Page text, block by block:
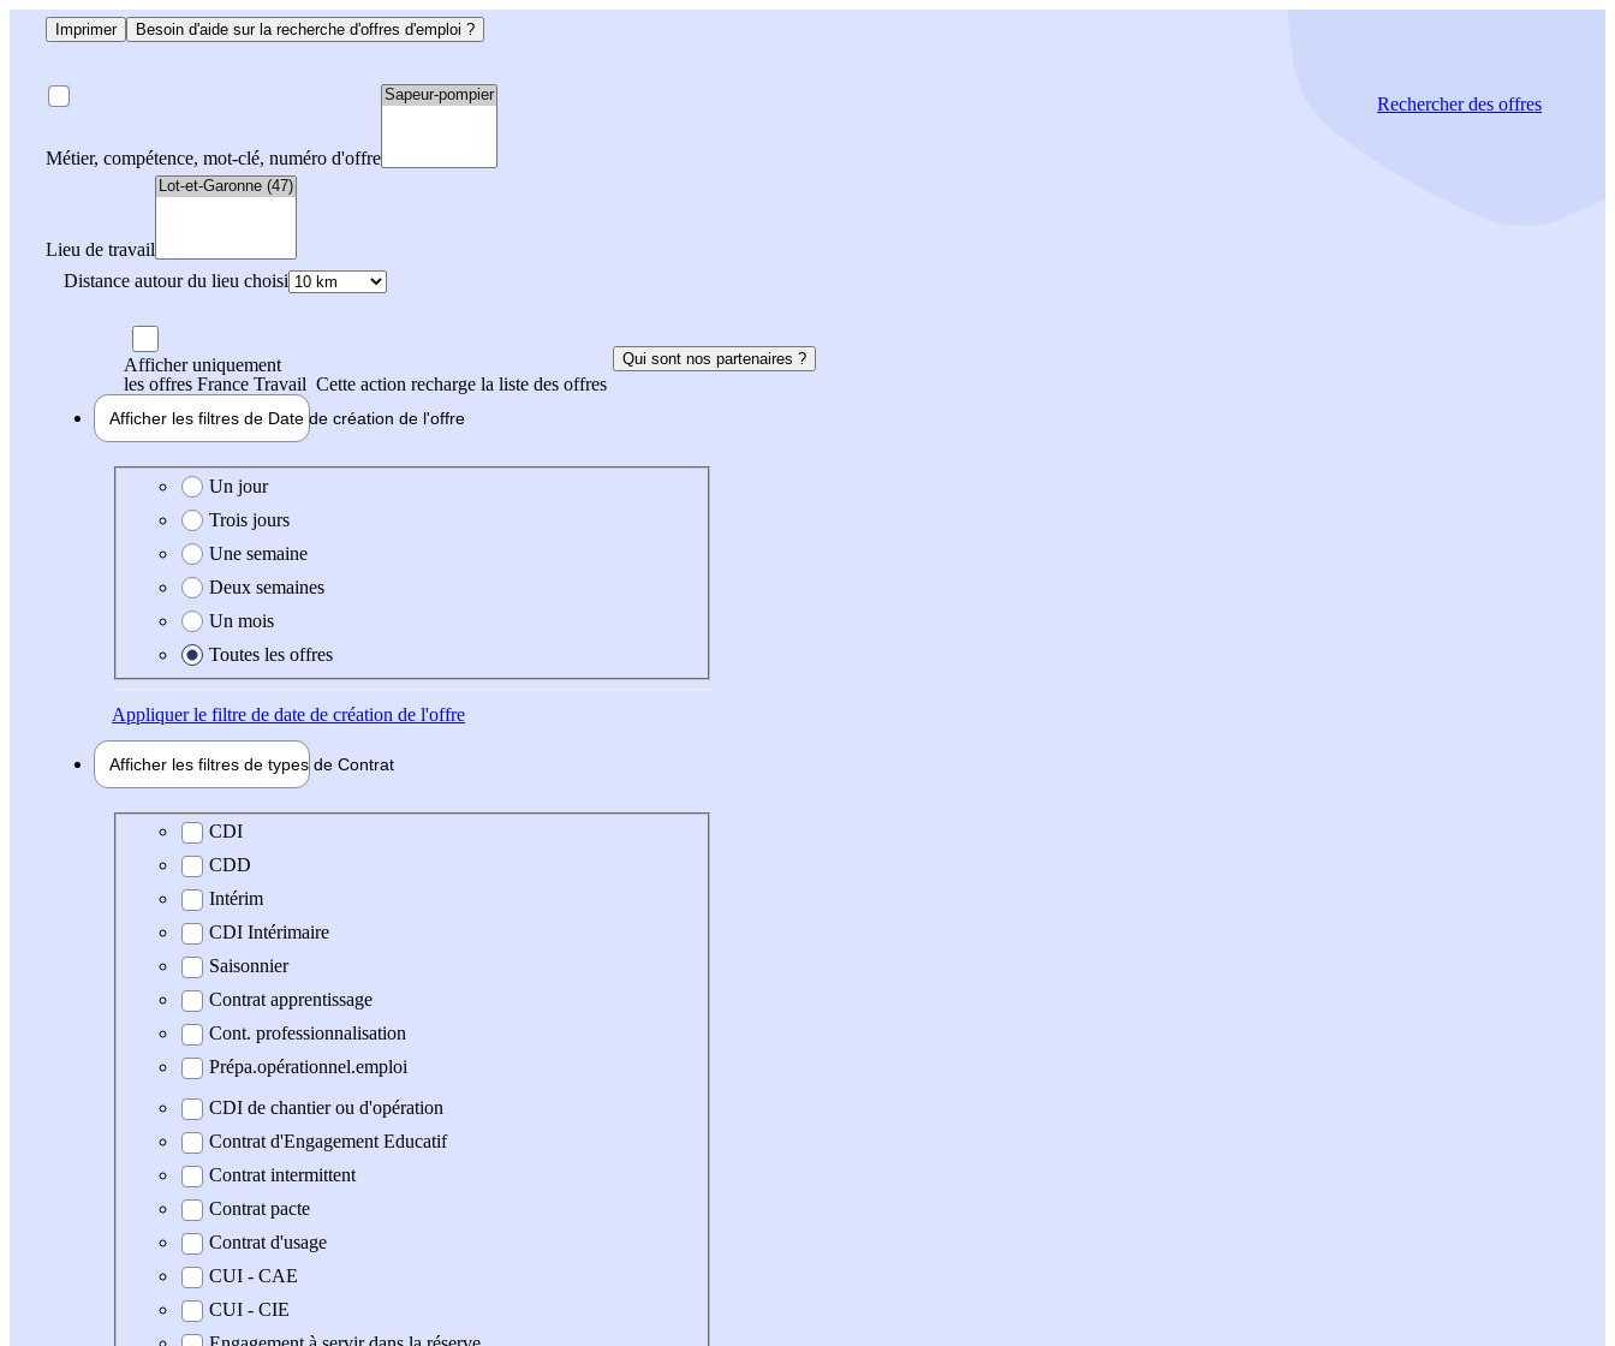
Imprimer Besoin d'aide sur la recherche d'offres d'emploi ?
Métier, compétence, mot-clé, numéro d'offre
Lieu de travail
Distance autour du lieu choisi
Rechercherdes offres
Afficher uniquement
les offres France Travail Cette action recharge la liste des offres
Qui sont nos partenaires ?
Afficher les filtres de Date de création de l'offre
Date de création de l'offre
Un jour
Trois jours
Une semaine
Deux semaines
Un mois
Toutes les offres
Appliquerle filtre de date de création de l'offre
Afficher les filtres de types de Contrat
Type de contrat
CDI
CDD
Intérim
CDI Intérimaire
Saisonnier
Contrat apprentissage
Cont. professionnalisation
Prépa.opérationnel.emploi
CDI de chantier ou d'opération
Contrat d'Engagement Educatif
Contrat intermittent
Contrat pacte
Contrat d'usage
CUI - CAE
CUI - CIE